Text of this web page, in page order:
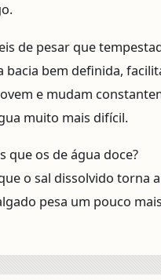
de pesar que
bacia bem definida,
e mudam
muito mais difícil.
que os de água doce?
o sal dissolvido torna
pesa um pouco